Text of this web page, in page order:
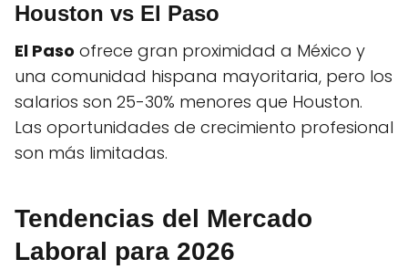
Houston vs El Paso
El Paso ofrece gran proximidad a México y
una comunidad hispana mayoritaria, pero los
salarios son 25-30% menores que Houston.
Las oportunidades de crecimiento profesional
son más limitadas.
Tendencias del Mercado
Laboral para 2026